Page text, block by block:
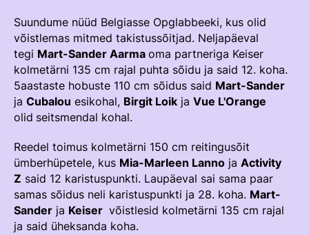
AUSA MÄNGU PÕHIMÕTTED
KOLMEVÕISTLUS
Regulatsioonid
Võistluskalender
Võistlussarjad
Edetabelid
Ametnikud
Koolitused
Komitee
Välisvõistlustel Osaleja Meelespea
Suundume nüüd Belgiasse Opglabbeeki, kus olid
võistlemas mitmed takistussõitjad. Neljapäeval
tegi Mart-Sander Aarma oma partneriga Keiser
kolmetärni 135 cm rajal puhta sõidu ja said 12. koha.
5aastaste hobuste 110 cm sõidus said Mart-Sander
ja Cubalou esikohal, Birgit Loik ja Vue L'Orange
olid seitsmendal kohal.
Reedel toimus kolmetärni 150 cm reitingusõit
ümberhüpetele, kus Mia-Marleen Lanno ja Activity
Z said 12 karistuspunkti. Laupäeval sai sama paar
samas sõidus neli karistuspunkti ja 28. koha. Mart-
Sander ja Keiser võistlesid kolmetärni 135 cm rajal
ja said üheksanda koha.